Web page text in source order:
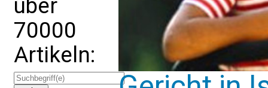
über
70000
Artikeln: